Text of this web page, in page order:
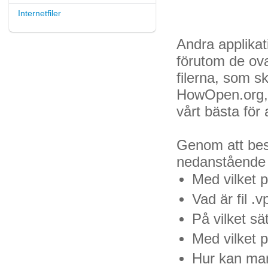
Internetfiler
Andra
förutom de
filerna, som
vårt bästa för
Genom att
Med vilket
Vad är fil
På vilket
Med vilket
Hur kan